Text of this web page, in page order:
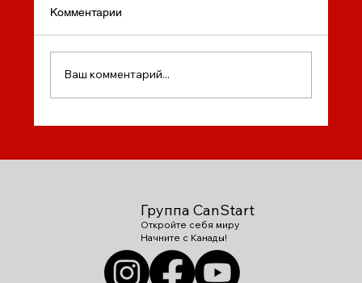
Комментарии
Ваш комментарий...
Группа CanStart
Откройте себя миру
Начните с Канады!